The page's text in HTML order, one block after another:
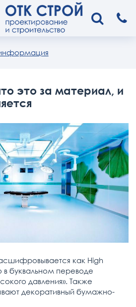
это за материал, и
как High
в буквальном переводе
давления». Также
декоративный бумажно-